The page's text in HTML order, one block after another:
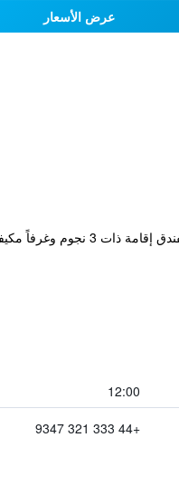
عرض الأسعار
12:00
+44 333 321 9347